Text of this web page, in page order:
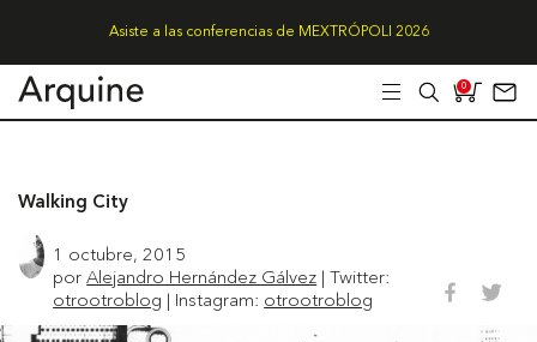
Asiste a las conferencias de MEXTRÓPOLI 2026
0
Walking City
1 octubre, 2015
porAlejandro Hernández Gálvez | Twitter:
otrootroblog | Instagram: otrootroblog